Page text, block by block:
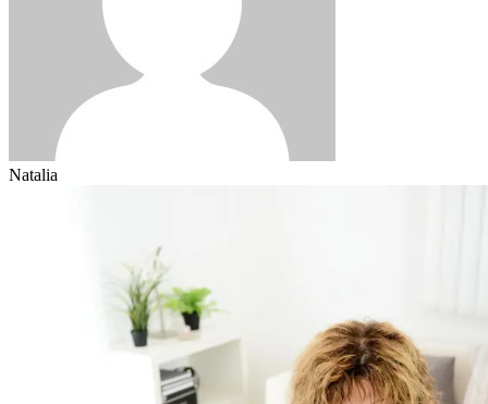
Natalia